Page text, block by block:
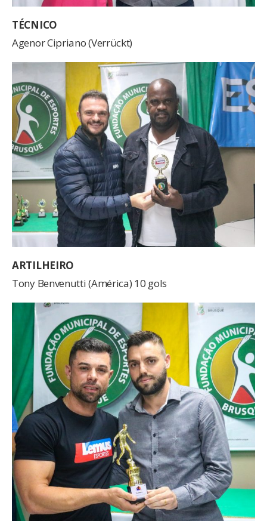
TÉCNICO
Agenor Cipriano (Verrückt)
ARTILHEIRO
Tony Benvenutti (América) 10 gols